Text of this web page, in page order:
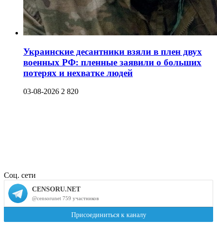
Украинские десантники взяли в плен двух
военных РФ: пленные заявили о больших
потерях и нехватке людей
03-08-2026 2 820
Соц. сети